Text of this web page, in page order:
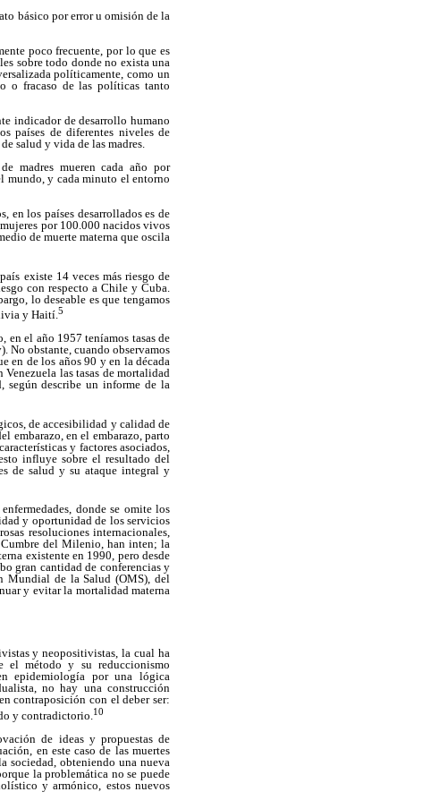
básico por error u omisión de la
poco frecuente, por lo que es
sobre todo donde no exista una
políticamente, como un
o fracaso de las políticas tanto
indicador de desarrollo humano
países de diferentes niveles de
salud y vida de las madres.
madres mueren cada año por
mundo, y cada minuto el entorno
en los países desarrollados es de
por 100.000 nacidos vivos
de muerte materna que oscila
existe 14 veces más riesgo de
con respecto a Chile y Cuba.
lo deseable es que tengamos
y Haití.5
en el año 1957 teníamos tasas de
No obstante, cuando observamos
en de los años 90 y en la década
las tasas de mortalidad
según describe un informe de la
de accesibilidad y calidad de
embarazo, en el embarazo, parto
y factores asociados,
influye sobre el resultado del
de salud y su ataque integral y
donde se omite los
y oportunidad de los servicios
resoluciones internacionales,
Cumbre del Milenio, han inten; la
existente en 1990, pero desde
gran cantidad de conferencias y
Mundial de la Salud (OMS), del
y evitar la mortalidad materna
y neopositivistas, la cual ha
el método y su reduccionismo
epidemiología por una lógica
no hay una construcción
contraposición con el deber ser:
y contradictorio. 10
de ideas y propuestas de
en este caso de las muertes
sociedad, obteniendo una nueva
la problemática no se puede
y armónico, estos nuevos